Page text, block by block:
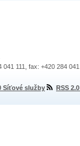
041 111, fax: +420 284
Síťové služby RSS